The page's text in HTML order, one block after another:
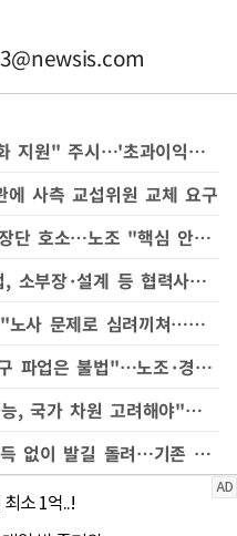
靑, 삼성전자 파업 위기에 "대화 지원" 주시…'초과이익공유' 논의 "검토 단계 아냐" 신중[한국에 무슨 일이③]
에 사측 교섭위원 교체 요구
"파업만은 안 돼" 삼성전자 사장단 호소…노조 "핵심 안건 가져와야"
반도체산업협회 "삼성전자 파업, 소부장·설계 등 협력사에 부정적"
삼성전자 사장단, 대국민 사과 "노사 문제로 심려끼쳐…조건 없이 대화할 것"
삼성전자 주주단체 "성과급 요구 파업은 불법"…노조·경영진 상대 법적대응 예고
[현장]"삼성전자 긴급조정권 가능, 국가 차원 고려해야"…전문가들, 파업 자제 촉구
평택 찾은 삼성전자 사장단, 소득 없이 발길 돌려…기존 입장 되풀이